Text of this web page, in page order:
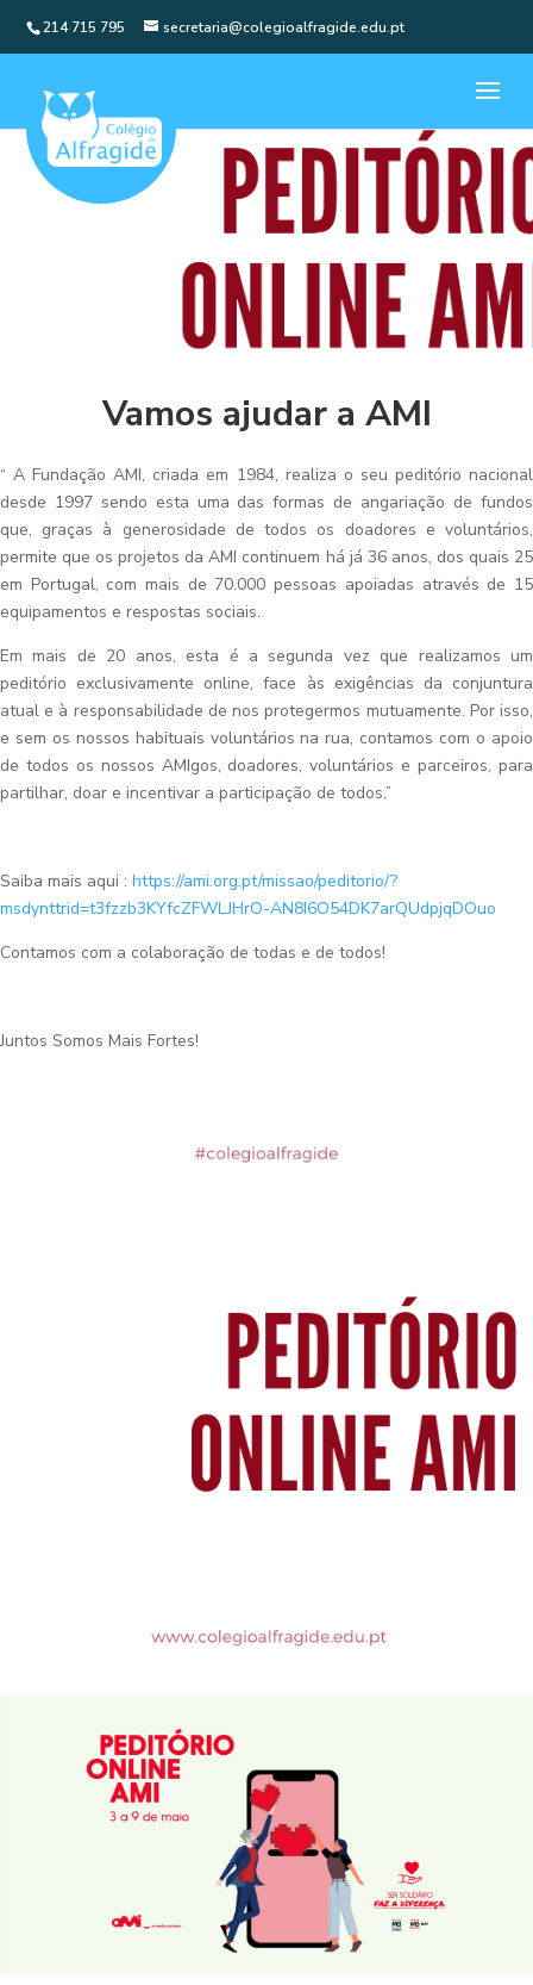
214 715 795 secretaria@colegioalfragide.edu.pt
Vamos ajudar a AMI
“ A Fundação AMI, criada em 1984, realiza o seu peditório nacional
desde 1997 sendo esta uma das formas de angariação de fundos
que, graças à generosidade de todos os doadores e voluntários,
permite que os projetos da AMI continuem há já 36 anos, dos quais 25
em Portugal, com mais de 70.000 pessoas apoiadas através de 15
equipamentos e respostas sociais.
Em mais de 20 anos, esta é a segunda vez que realizamos um
peditório exclusivamente online, face às exigências da conjuntura
atual e à responsabilidade de nos protegermos mutuamente. Por isso,
e sem os nossos habituais voluntários na rua, contamos com o apoio
de todos os nossos AMIgos, doadores, voluntários e parceiros, para
partilhar, doar e incentivar a participação de todos.”
Saiba mais aqui : https://ami.org.pt/missao/peditorio/?
msdynttrid=t3fzzb3KYfcZFWLJHrO-AN8I6O54DK7arQUdpjqDOuo
Contamos com a colaboração de todas e de todos!
Juntos Somos Mais Fortes!